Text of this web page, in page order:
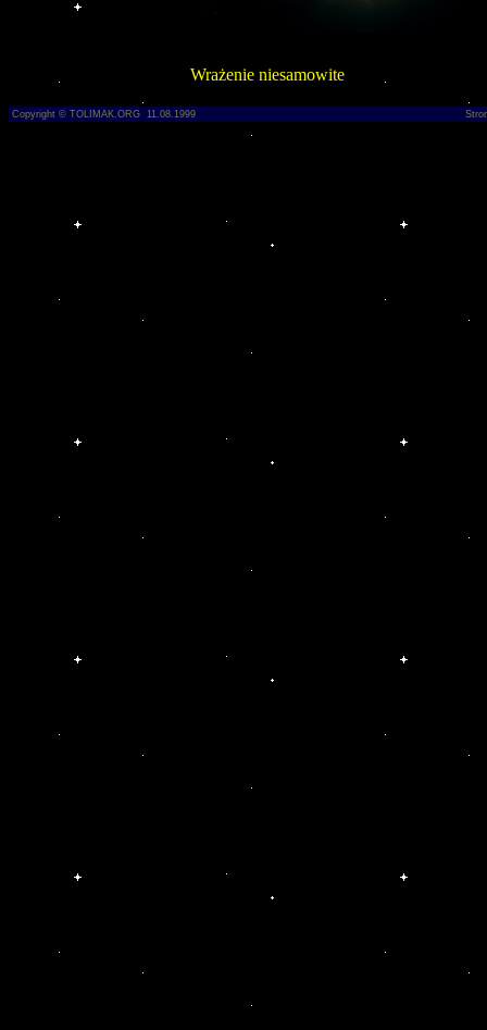
Wrażenie niesamowite
Copyright © TOLIMAK.ORG 11.08.1999